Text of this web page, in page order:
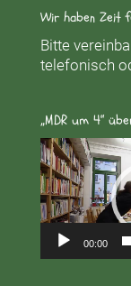
Wir haben Zeit
Bitte
telefonisch
„MDR um 4“
Video-
Player
00:00